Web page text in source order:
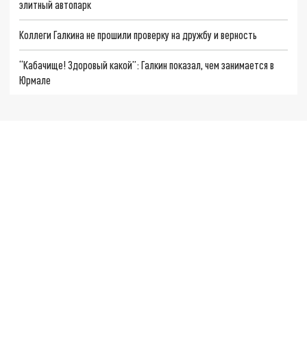
элитный автопарк
Коллеги Галкина не прошили проверку на дружбу и верность
“Кабачище! Здоровый какой”: Галкин показал, чем занимается в
Юрмале